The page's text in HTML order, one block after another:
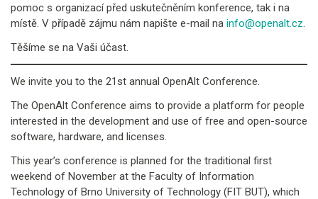
pomoc s organizací před uskutečněním konference, tak i na
místě. V případě zájmu nám napište e-mail na info@openalt.cz.
Těšíme se na Vaši účast.
We invite you to the 21st annual OpenAlt Conference.
The OpenAlt Conference aims to provide a platform for people
interested in the development and use of free and open-source
software, hardware, and licenses.
This year’s conference is planned for the traditional first
weekend of November at the Faculty of Information
Technology of Brno University of Technology (FIT BUT), which